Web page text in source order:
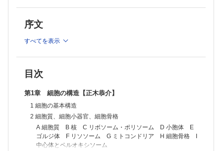
[臨床栄養への入門] 脂質検査の基準値
第4章 タンパク質とアミノ酸【鎌田弥生、武田 篤】
1 アミノ酸
2 ペプチド
3 タンパク質
[臨床栄養への入門] タンパク質およびアミノ酸による栄養学的予防と
治療
1 酵素の分類と性質
A 酵素の分類と名称 B アイソザイム C 補因子 D 逸脱酵素と疾
患 E 酵素の性質
2 酵素反応速度論
序文
すべてを表示
目次
第1章 細胞の構造【正木恭介】
1 細胞の基本構造
2 細胞質、細胞小器官、細胞骨格
A 細胞質 B 核 C リボソーム・ポリソーム D 小胞体 E
ゴルジ体 F リソソーム G ミトコンドリア H 細胞骨格 I
中心体とペルオキシソーム